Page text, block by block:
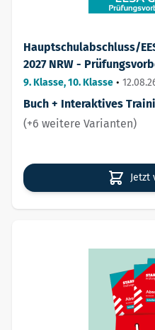
Hauptschulabschluss/
2027 NRW -
9. Klasse, 10. Klasse •
Buch + Interaktives
(+6 weitere Varianten)
Jetzt